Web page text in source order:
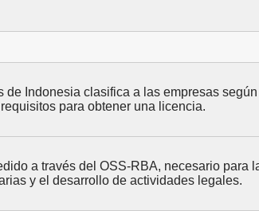
Indonesia clasifica a las empresas según
para obtener una licencia.
a través del OSS-RBA, necesario para
y el desarrollo de actividades legales.